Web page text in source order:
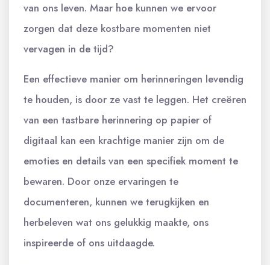
van ons leven. Maar hoe kunnen we ervoor
zorgen dat deze kostbare momenten niet
vervagen in de tijd?
Een effectieve manier om herinneringen levendig
te houden, is door ze vast te leggen. Het creëren
van een tastbare herinnering op papier of
digitaal kan een krachtige manier zijn om de
emoties en details van een specifiek moment te
bewaren. Door onze ervaringen te
documenteren, kunnen we terugkijken en
herbeleven wat ons gelukkig maakte, ons
inspireerde of ons uitdaagde.